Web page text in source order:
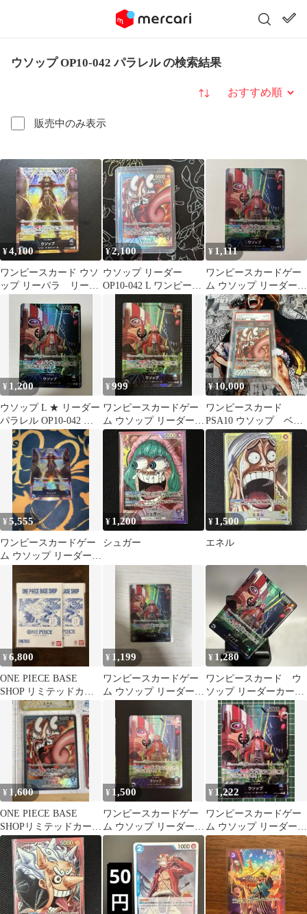
ウソップ OP10-042 パラレル の検索結果
販売中のみ表示
並び替え
¥4,100
ワンピースカード ウソ
ップ リーパラ リーダ
プロモ
¥2,100
ウソップ リーダー
OP10-042 L ワンピース
¥ 1,111
ワンピースカードゲー
ム ウソップ リーダーパ
ラレル OP10-042
¥ 1,200
ウソップ L ★ リーダー
パラレル OP10-042 ワ
ンピカード 王族の血統
¥999
ワンピースカードゲー
ム ウソップ リーダーパ
ラレル OP10-042
¥10,000
ワンピースカード
PSA10 ウソップ ベー
スショップ パラレル
リーダー
¥5,555
ワンピースカードゲー
ム ウソップ リーダーパ
¥ 1,200
シュガー
¥ 1,500
エネル
¥6,800
ONE PIECE BASE
SHOP リミテッドカー
ドコレクション 1セッ
¥ 1,199
ワンピースカードゲー
ム ウソップ リーダーパ
¥ 1,280
ワンピースカード ウ
ソップ リーダーカード
OP10-042 パラレル
¥ 1,600
ONE PIECE BASE
SHOPリミテッドカード
コレクション ウソップ
¥ 1,500
ワンピースカードゲー
ム ウソップ リーダーパ
ラレル OP10-042
¥ 1,222
ワンピースカードゲー
ム ウソップ リーダーパ
ラレル OP10-042